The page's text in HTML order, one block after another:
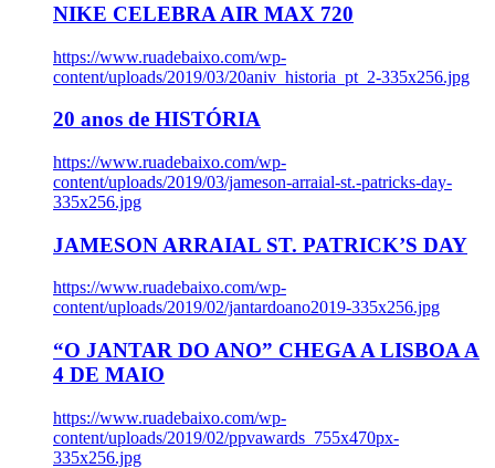
NIKE CELEBRA AIR MAX 720
https://www.ruadebaixo.com/wp-
content/uploads/2019/03/20aniv_historia_pt_2-335x256.jpg
20 anos de HISTÓRIA
https://www.ruadebaixo.com/wp-
content/uploads/2019/03/jameson-arraial-st.-patricks-day-
335x256.jpg
JAMESON ARRAIAL ST. PATRICK’S DAY
https://www.ruadebaixo.com/wp-
content/uploads/2019/02/jantardoano2019-335x256.jpg
“O JANTAR DO ANO” CHEGA A LISBOA A
4 DE MAIO
https://www.ruadebaixo.com/wp-
content/uploads/2019/02/ppvawards_755x470px-
335x256.jpg